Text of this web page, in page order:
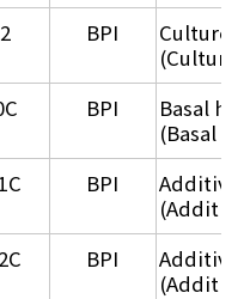
BPI
Culture
(Culture
BPI
Basal
(Basal
BPI
BPI